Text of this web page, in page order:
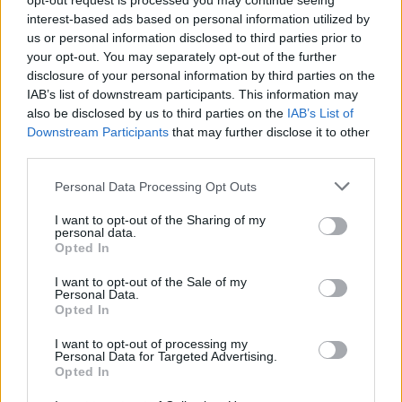
interest-based ads based on personal information utilized by
us or personal information disclosed to third parties prior to
your opt-out. You may separately opt-out of the further
disclosure of your personal information by third parties on the
IAB’s list of downstream participants. This information may
also be disclosed by us to third parties on the IAB’s List of
Downstream Participants that may further disclose it to other
Personal Data Processing Opt Outs
I want to opt-out of the Sharing of my
personal data.
Opted In
I want to opt-out of the Sale of my
Personal Data.
Opted In
I want to opt-out of processing my
Personal Data for Targeted Advertising.
Opted In
1,76%, κέρδη 23,31% από τις αρχές του έτους
08/08/2026 - 12:36 ΟΙΚΟΝΟΜΙΑ
Διευρύνεται η πρωτοβουλία για τις τιμές στο ράφι
με 916 προϊόντα
08/08/2026 - 12:12 ΛΙΑΝΕΜΠΟΡΙΟ
Health Monitoring: Η εθνική υποδομή για την
των πολιτών
08/08/2026 - 11:48 ΥΓΕΙΑ
Ελληνική Αναπτυξιακή Τράπεζα: Με «προίκα» 2 δισ.
μικρομεσαίες
08/08/2026 - 11:22
5G παντού, 6G στον ορίζοντα: Πού βρίσκεται η
Ελλάδα στη μεγάλη τεχνολογική μετάβαση
ΟΛΕΣ ΟΙ ΕΙΔΗΣΕΙΣ